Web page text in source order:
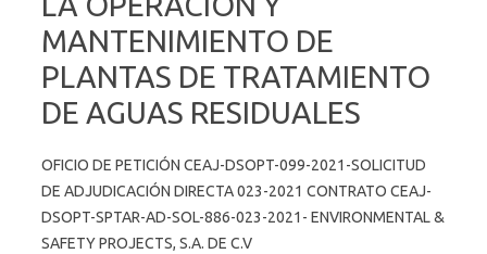
MANTENIMIENTO DE
PLANTAS DE TRATAMIENTO
DE AGUAS RESIDUALES
OFICIO DE PETICIÓN CEAJ-DSOPT-099-2021-SOLICITUD
DE ADJUDICACIÓN DIRECTA 023-2021 CONTRATO CEAJ-
DSOPT-SPTAR-AD-SOL-886-023-2021- ENVIRONMENTAL &
SAFETY PROJECTS, S.A. DE C.V